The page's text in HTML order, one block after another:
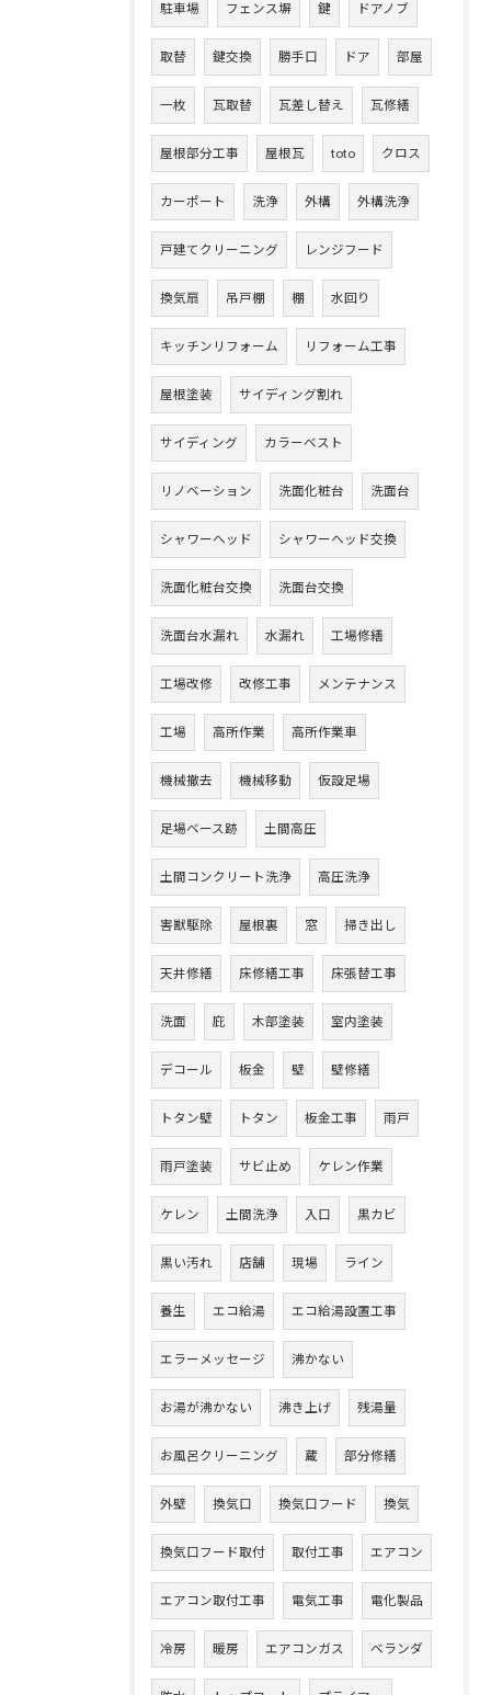
駐車場 フェンス塀 鍵 ドアノブ
取替 鍵交換 勝手口 ドア 部屋
一枚 瓦取替 瓦差し替え 瓦修繕
屋根部分工事 屋根瓦 toto クロス
カーポート 洗浄 外構 外構洗浄
戸建てクリーニング レンジフード
換気扇 吊戸棚 棚 水回り
キッチンリフォーム リフォーム工事
屋根塗装 サイディング割れ
サイディング カラーベスト
リノベーション 洗面化粧台 洗面台
シャワーヘッド シャワーヘッド交換
洗面化粧台交換 洗面台交換
洗面台水漏れ 水漏れ 工場修繕
工場改修 改修工事 メンテナンス
工場 高所作業 高所作業車
機械撤去 機械移動 仮設足場
足場ベース跡 土間高圧
土間コンクリート洗浄 高圧洗浄
害獣駆除 屋根裏 窓 掃き出し
天井修繕 床修繕工事 床張替工事
洗面 庇 木部塗装 室内塗装
デコール 板金 壁 壁修繕
トタン壁 トタン 板金工事 雨戸
雨戸塗装 サビ止め ケレン作業
ケレン 土間洗浄 入口 黒カビ
黒い汚れ 店舗 現場 ライン
養生 エコ給湯 エコ給湯設置工事
エラーメッセージ 沸かない
お湯が沸かない 沸き上げ 残湯量
お風呂クリーニング 蔵 部分修繕
外壁 換気口 換気口フード 換気
換気口フード取付 取付工事 エアコン
エアコン取付工事 電気工事 電化製品
冷房 暖房 エアコンガス ベランダ